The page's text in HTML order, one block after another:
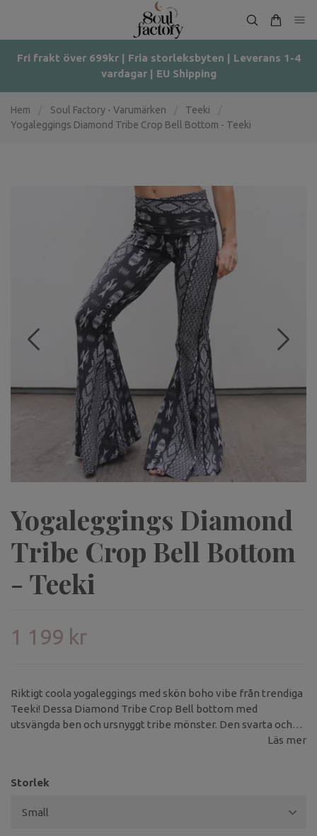
Fri frakt över 699kr | Fria storleksbyten | Leverans 1-4
vardagar | EU Shipping
Hem Soul Factory - Varumärken Teeki
Yogaleggings Diamond Tribe Crop Bell Bottom - Teeki
Yogaleggings Diamond
Tribe Crop Bell Bottom
- Teeki
1 199 kr
Riktigt coola yogaleggings med skön boho vibe från trendiga
Teeki! Dessa Diamond Tribe Crop Bell bottom med
utsvängda ben och ursnyggt tribe mönster. Den svarta och
Läs mer
Storlek